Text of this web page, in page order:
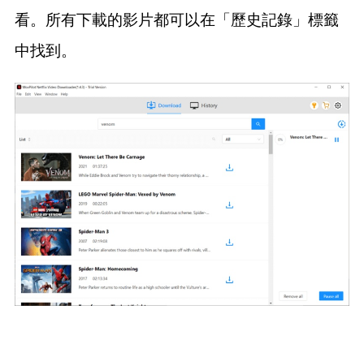
看。所有下載的影片都可以在「歷史記錄」標籤
中找到。